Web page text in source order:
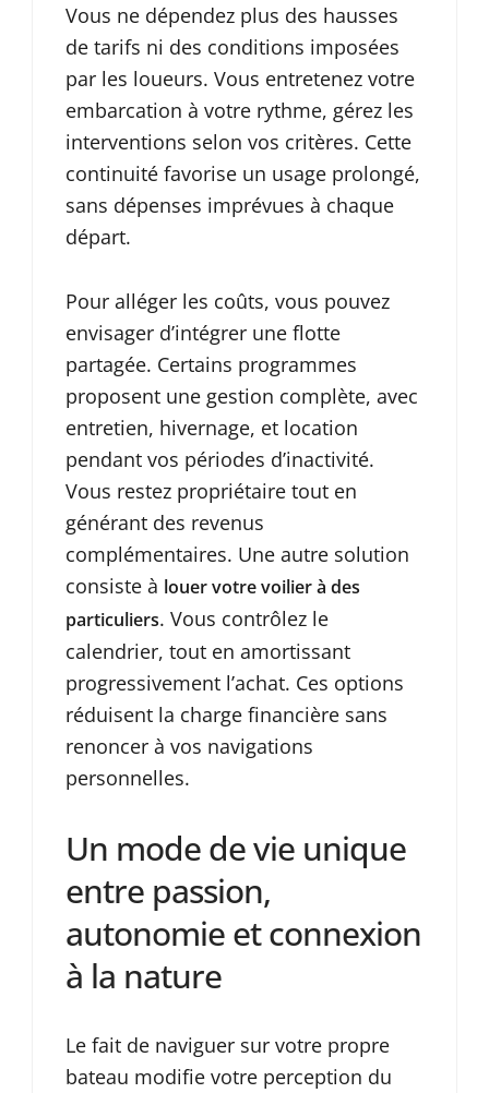
Vous ne dépendez plus des hausses
de tarifs ni des conditions imposées
par les loueurs. Vous entretenez votre
embarcation à votre rythme, gérez les
interventions selon vos critères. Cette
continuité favorise un usage prolongé,
sans dépenses imprévues à chaque
départ.
Pour alléger les coûts, vous pouvez
envisager d’intégrer une flotte
partagée. Certains programmes
proposent une gestion complète, avec
entretien, hivernage, et location
pendant vos périodes d’inactivité.
Vous restez propriétaire tout en
générant des revenus
complémentaires. Une autre solution
consiste à louer votre voilier à des
particuliers. Vous contrôlez le
calendrier, tout en amortissant
progressivement l’achat. Ces options
réduisent la charge financière sans
renoncer à vos navigations
personnelles.
Un mode de vie unique
entre passion,
autonomie et connexion
à la nature
Le fait de naviguer sur votre propre
bateau modifie votre perception du